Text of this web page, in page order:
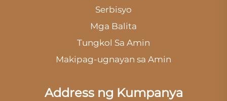
Serbisyo
Mga Balita
Tungkol Sa Amin
Makipag-ugnayan sa Amin
Address ng Kumpanya